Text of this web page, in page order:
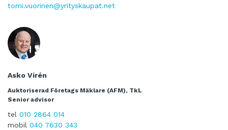
tomi.vuorinen@yrityskaupat.net
Asko Virén
Auktoriserad Företags Mäklare (AFM), TkL
Senior advisor
tel 010 2864 014
mobil 040 7630 343